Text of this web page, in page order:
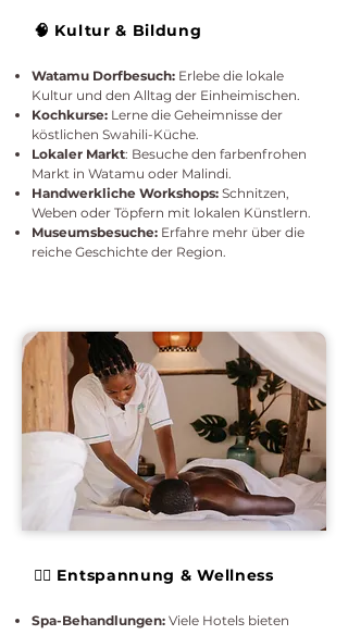
🧠 Kultur & Bildung
Watamu Dorfbesuch: Erlebe die lokale
Kultur und den Alltag der Einheimischen.
Kochkurse: Lerne die Geheimnisse der
köstlichen Swahili-Küche.
Lokaler Markt: Besuche den farbenfrohen
Markt in Watamu oder Malindi.
Handwerkliche Workshops: Schnitzen,
Weben oder Töpfern mit lokalen Künstlern.
Museumsbesuche: Erfahre mehr über die
reiche Geschichte der Region.
🧘‍♀️ Entspannung & Wellness
Spa-Behandlungen: Viele Hotels bieten